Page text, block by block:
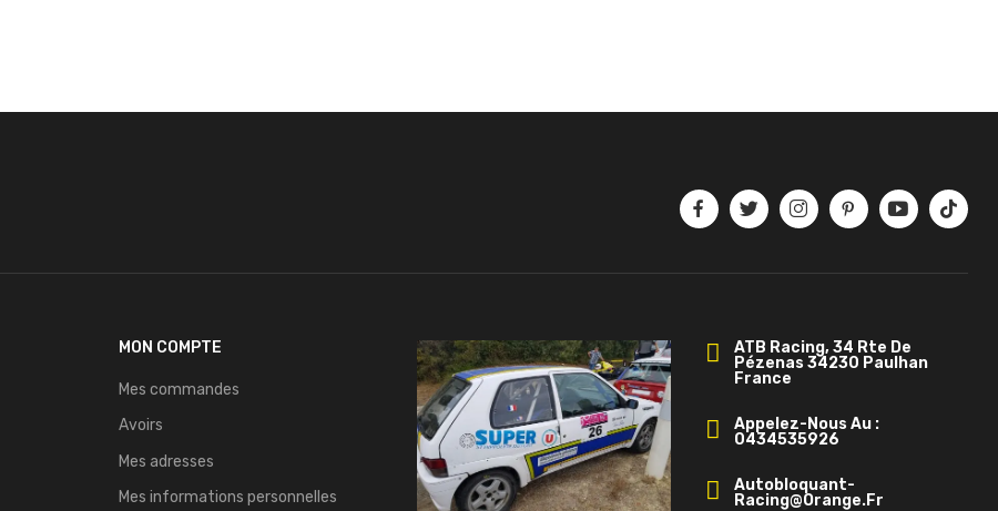
MON COMPTE
Mes commandes
Avoirs
Mes adresses
Mes informations personnelles
ATB Racing, 34 Rte De
Pézenas 34230 Paulhan
France
Appelez-Nous Au :
0434535926
Autobloquant-
Racing@orange.fr